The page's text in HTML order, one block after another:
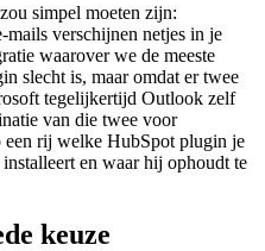
simpel moeten zijn:
verschijnen netjes in je
waarover we de meeste
slecht is, maar omdat er twee
tegelijkertijd Outlook zelf
van die twee voor
rij welke HubSpot plugin je
en waar hij ophoudt te
keuze